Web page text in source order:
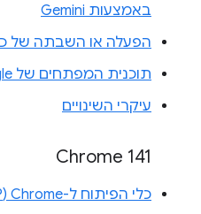
באמצעות Gemini
הפעלה או השבתה של
תוכנית המפתחים של Google
עיקרי השינויים
Chrome 141
כלי הפיתוח ל-Chrome‏ (MCP) לסוכן ה-AI